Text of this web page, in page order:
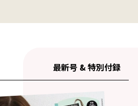
最新号 & 特別付録